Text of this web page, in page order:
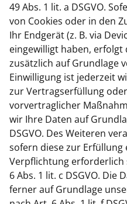
49 Abs. 1 lit. a DSGVO.
von Cookies oder in den
Ihr Endgerät (z. B. via
eingewilligt haben,
zusätzlich auf Grundlage
Einwilligung ist jederzeit
zur Vertragserfüllung
vorvertraglicher
wir Ihre Daten auf
DSGVO. Des Weiteren
sofern diese zur
Verpflichtung erforderlich
6 Abs. 1 lit. c DSGVO. Die
ferner auf Grundlage